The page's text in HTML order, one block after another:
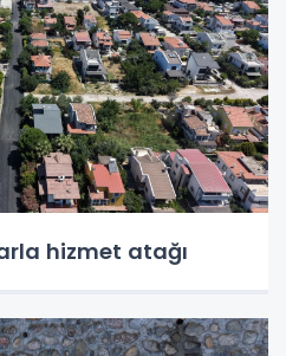
hizmet atağı